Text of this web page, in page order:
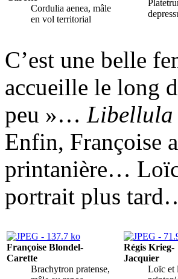
Cordulia aenea, mâle
en vol territorial
C’est une belle
accueille le long
peu »… Libellula
Enfin, Françoise
printanière…
portrait plus
Françoise Blondel-
Carette
Brachytron pratense,
Régis Krieg-
Jacquier
Loïc et